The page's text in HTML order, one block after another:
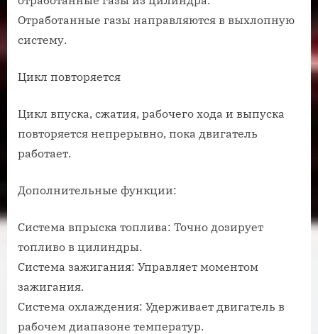
Отработанные газы направляются в выхлопную
систему.
Цикл повторяется
Цикл впуска, сжатия, рабочего хода и выпуска
повторяется непрерывно, пока двигатель
работает.
Дополнительные функции:
Система впрыска топлива: Точно дозирует
топливо в цилиндры.
Система зажигания: Управляет моментом
зажигания.
Система охлаждения: Удерживает двигатель в
рабочем диапазоне температур.